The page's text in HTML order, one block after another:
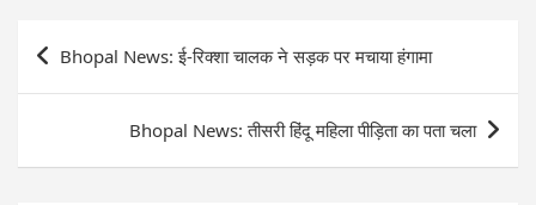
Post
navigation
Bhopal News: ई-रिक्शा चालक ने सड़क पर मचाया हंगामा
Bhopal News: तीसरी हिंदू महिला पीड़िता का पता चला